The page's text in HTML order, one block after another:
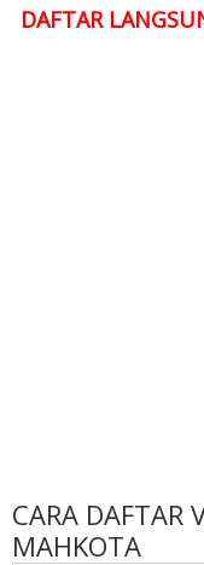
DAFTAR
CARA DAFTAR
MAHKOTA